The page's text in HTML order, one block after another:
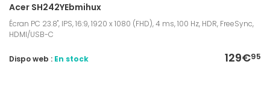
Acer SH242YEbmihux
Écran PC 23.8", IPS, 16:9, 1920 x 1080 (FHD), 4 ms, 100 Hz, HDR, FreeSync,
HDMI/USB-C
129€95
Dispo web : En stock